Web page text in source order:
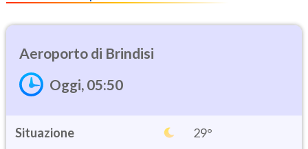
Brindisi
Oggi, 05:50
Situazione 29°